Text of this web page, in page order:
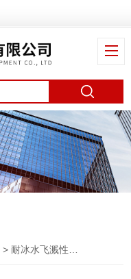
> 耐冰水飞溅性能试验箱